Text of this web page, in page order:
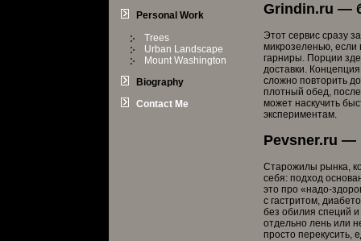
Personal Work
Trees
Urban Landscape
Mount Washington
Biography
Contact Me
Grindin.ru —
Этот сервис сразу
микрозеленью,
гарниры. Порции
доставки.
сложно повторить
плотный обед,
может наскучить
экспериментам.
Pevsner.ru —
Старожилы рынка,
себя: подход
это про «надо-
с гастритом,
без обилия специй
отдельно лень или
просто перекусить,